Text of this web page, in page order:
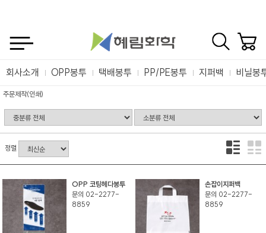
회사소개 OPP봉투 택배봉투 PP/PE봉투 지퍼백 비닐봉
주문제작(인쇄)
정렬
OPP 코팅헤다봉투
문의 02-2277-
8859
손잡이지퍼백
문의 02-2277-
8859